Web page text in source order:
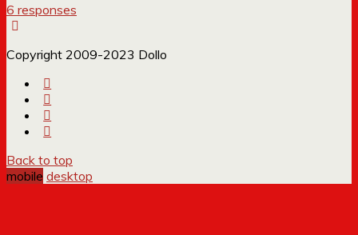
6 responses
Copyright 2009-2023 Dollo
Back to top
mobile desktop